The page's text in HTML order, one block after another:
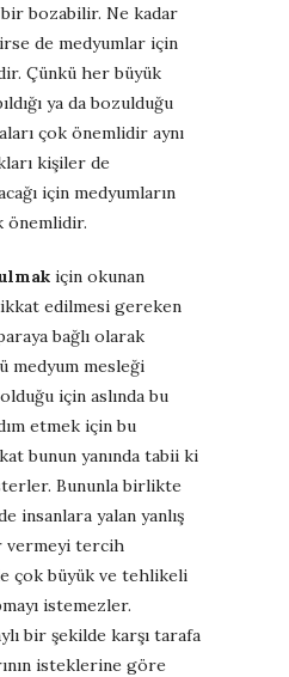
bozabilir. Ne kadar
de medyumlar için
Çünkü her büyük
ya da bozulduğu
çok önemlidir aynı
kişiler de
için medyumların
önemlidir.
için okunan
edilmesi gereken
bağlı olarak
medyum mesleği
için aslında bu
etmek için bu
bunun yanında tabii ki
Bununla birlikte
insanlara yalan yanlış
vermeyi tercih
çok büyük ve tehlikeli
istemezler.
bir şekilde karşı tarafa
isteklerine göre